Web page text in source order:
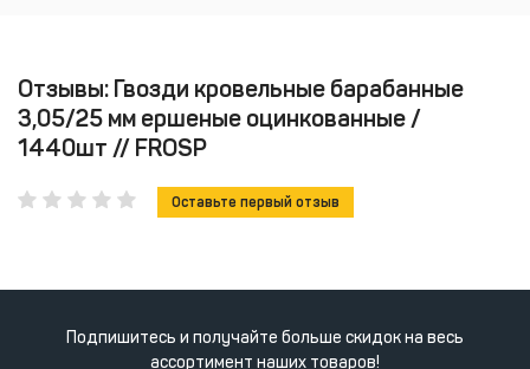
Отзывы: Гвозди кровельные барабанные
3,05/25 мм ершеные оцинкованные /
1440шт // FROSP
Оставьте первый отзыв
Подпишитесь и получайте больше скидок на весь
ассортимент наших товаров!